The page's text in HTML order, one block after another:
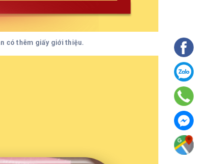
có thêm giấy giới thiệu.